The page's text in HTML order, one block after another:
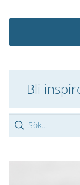
Bli